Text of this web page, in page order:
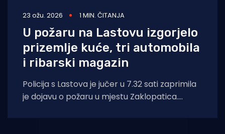
23 ožu. 2026 1 MIN. ČITANJA
U požaru na Lastovu izgorjelo
prizemlje kuće, tri automobila
i ribarski magazin
Policija s Lastova je jučer u 7.32 sati zaprimila
je dojavu o požaru u mjestu Zaklopatica.